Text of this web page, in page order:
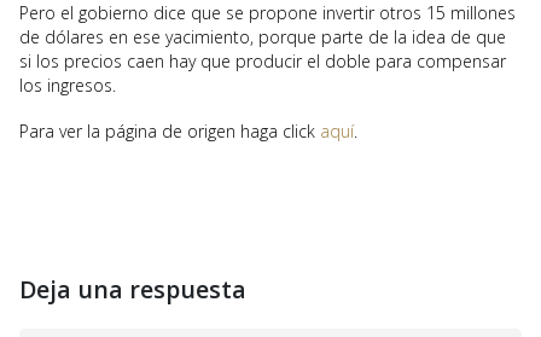
Pero el gobierno dice que se propone invertir otros 15 millones
de dólares en ese yacimiento, porque parte de la idea de que
si los precios caen hay que producir el doble para compensar
los ingresos.
Para ver la página de origen haga click aquí.
Deja una respuesta